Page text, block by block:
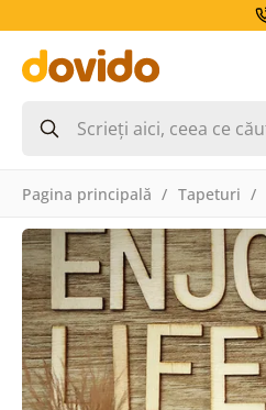
Pagina principală Tapeturi